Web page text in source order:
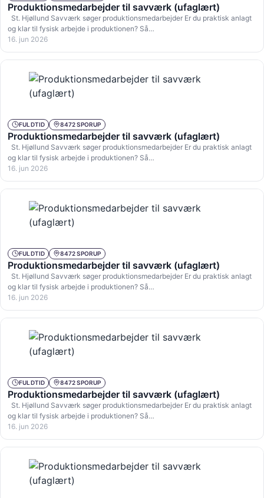
Produktionsmedarbejder til savværk (ufaglært)
St. Hjøllund Savværk søger produktionsmedarbejder Er du praktisk anlagt
og klar til fysisk arbejde i produktionen? Så…
16. jun 2026
FULDTID 8472 SPORUP
Produktionsmedarbejder til savværk (ufaglært)
St. Hjøllund Savværk søger produktionsmedarbejder Er du praktisk anlagt
og klar til fysisk arbejde i produktionen? Så…
16. jun 2026
FULDTID 8472 SPORUP
Produktionsmedarbejder til savværk (ufaglært)
St. Hjøllund Savværk søger produktionsmedarbejder Er du praktisk anlagt
og klar til fysisk arbejde i produktionen? Så…
16. jun 2026
FULDTID 8472 SPORUP
Produktionsmedarbejder til savværk (ufaglært)
St. Hjøllund Savværk søger produktionsmedarbejder Er du praktisk anlagt
og klar til fysisk arbejde i produktionen? Så…
16. jun 2026